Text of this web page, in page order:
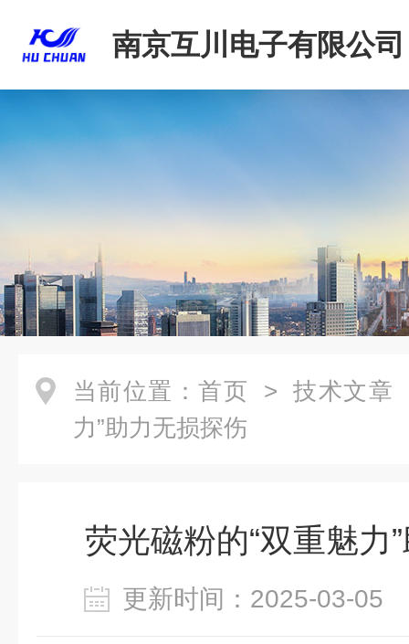
南京互川电子有限公司
当前位置： 首页 > 技术文章
力”助力无损探伤
荧光磁粉的“双重魅力
更新时间：2025-03-